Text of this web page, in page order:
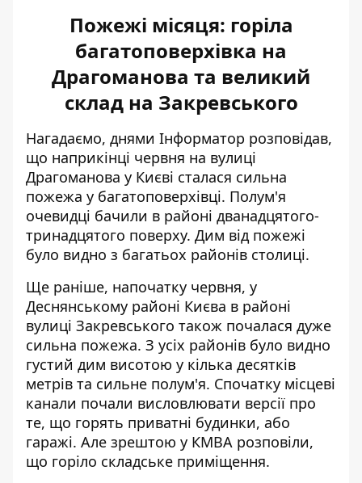
Пожежі місяця: горіла
багатоповерхівка на
Драгоманова та великий
склад на Закревського
Нагадаємо, днями Інформатор розповідав,
що наприкінці червня на вулиці
Драгоманова у Києві сталася сильна
пожежа у багатоповерхівці. Полум'я
очевидці бачили в районі дванадцятого-
тринадцятого поверху. Дим від пожежі
було видно з багатьох районів столиці.
Ще раніше, напочатку червня, у
Деснянському районі Києва в районі
вулиці Закревського також почалася дуже
сильна пожежа. З усіх районів було видно
густий дим висотою у кілька десятків
метрів та сильне полум'я. Спочатку місцеві
канали почали висловлювати версії про
те, що горять приватні будинки, або
гаражі. Але зрештою у КМВА розповіли,
що горіло складське приміщення.